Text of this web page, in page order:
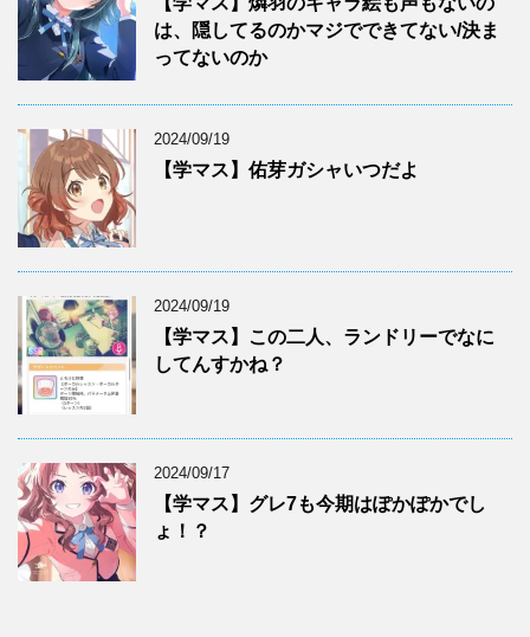
は、隠してるのかマジでできてない/決ま
ってないのか
2024/09/19
【学マス】佑芽ガシャいつだよ
2024/09/19
【学マス】この二人、ランドリーでなに
してんすかね？
2024/09/17
【学マス】グレ7も今期はぽかぽかでし
ょ！？